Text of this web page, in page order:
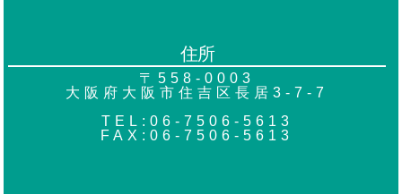
住所
〒558-0003
大阪府大阪市住吉区長居3-7-7
TEL:06-7506-5613
FAX:06-7506-5613